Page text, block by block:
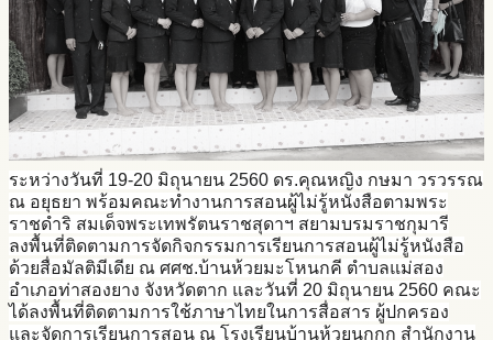
ระหว่างวันที่ 19-20 มิถุนายน 2560 ดร.คุณหญิง กษมา วรวรรณ
ณ อยุธยา พร้อมคณะทำงานการสอนผู้ไม่รู้หนังสือตามพระ
ราชดำริ สมเด็จพระเทพรัตนราชสุดาฯ สยามบรมราชกุมารี
ลงพื้นที่ติดตามการจัดกิจกรรมการเรียนการสอนผู้ไม่รู้หนังสือ
ด้วยสื่อมัลติมีเดีย ณ ศศช.บ้านห้วยมะโหนกคี ตำบลแม่สอง
อำเภอท่าสองยาง จังหวัดตาก และวันที่ 20 มิถุนายน 2560 คณะ
ได้ลงพื้นที่ติดตามการใช้ภาษาไทยในการสื่อสาร ผู้ปกครอง
และจัดการเรียนการสอน ณ โรงเรียนบ้านห้วยนกกก สำนักงาน